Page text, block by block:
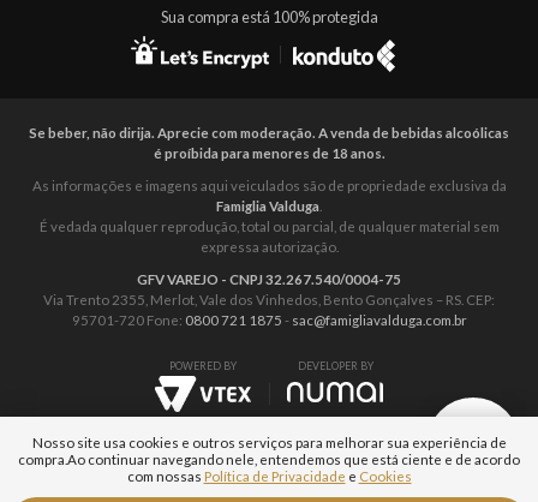
Sua compra está 100% protegida
Se beber, não dirija. Aprecie com moderação. A venda de bebidas alcoólicas
é proíbida para menores de 18 anos.
As informações e imagens aqui veiculados são de propriedade exclusiva da
Famiglia Valduga
É vedada qualquer reprodução, total ou parcial, de qualquer material sem
expressa autorização.
GFV VAREJO - CNPJ 32.267.540/0004-75
Via Trento 2355, Merlot, Vale dos Vinhedos, Bento Gonçalves – RS. CEP:
95701-720 Fone: 0800 721 1875 - sac@famigliavalduga.com.br
POWERED BY DEVELOPER BY
Nosso site usa cookies e outros serviços para melhorar sua experiência de
compra. Ao continuar navegando nele, entendemos que está ciente e de acordo
com nossas Política de Privacidade e Cookies